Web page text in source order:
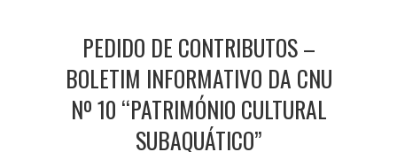
PEDIDO DE CONTRIBUTOS –
BOLETIM INFORMATIVO DA CNU
Nº 10 “PATRIMÓNIO CULTURAL
SUBAQUÁTICO”